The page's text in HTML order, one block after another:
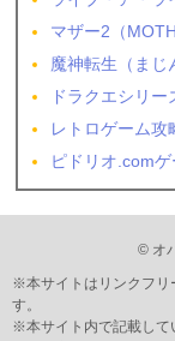
マザー2（
魔神転生（まじ
ドラクエシリー
レトロゲーム攻
ピドリオ.com
© オ
※本サイトはリンクフリ
す。
※本サイト内で記載して